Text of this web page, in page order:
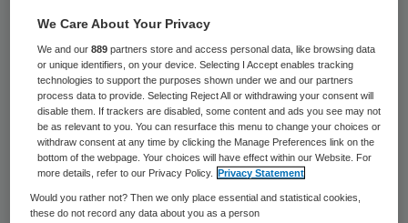
dit geval tégen het concentreren van
prostaatkankerzorg. De noodzakelijke
evidence of objectieve-argumenten
zouden volgens hem ontberen om – naar
het voorbeeld van de Martini Klinik Hamburg
– in Nederland tot concentratie over te
gaan. Verschillende meningen, verschillende
We Care About Your Privacy
We and our889 partners store and access personal data, like browsing data
or unique identifiers, on your device. Selecting I Accept enables tracking
technologies to support the purposes shown under we and our partners
process data to provide. Selecting Reject All or withdrawing your consent will
disable them. If trackers are disabled, some content and ads you see may not
be as relevant to you. You can resurface this menu to change your choices or
withdraw consent at any time by clicking the Manage Preferences link on the
bottom of the webpage. Your choices will have effect within our Website. For
more details, refer to our Privacy Policy.
Privacy Statement
Would you rather not? Then we only place essential and statistical cookies,
these do not record any data about you as a person